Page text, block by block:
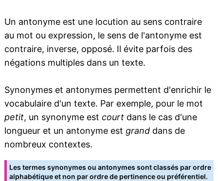
Un antonyme est une locution au sens contraire
au mot ou expression, le sens de l'antonyme est
contraire, inverse, opposé. Il évite parfois des
négations multiples dans un texte.
Synonymes et antonymes permettent d'enrichir le
vocabulaire d'un texte. Par exemple, pour le mot
petit, un synonyme est courtdans le cas d'une
longueur et un antonyme est granddans de
nombreux contextes.
Les termes synonymes ou antonymes sont classés par ordre
alphabétique et non par ordre de pertinence ou préférentiel.